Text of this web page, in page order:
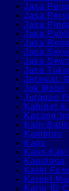
Jasa
Jasa
Jasa
Jasa
Jasa
Jasa
Jasa
Jasa
Jerawat,
Jok Mobil
Juragan
Kabinet &
Kacang
Kain Batik
Kambing
Kaos
Kaos Kaki
Kapulaga
Karet
Karpet
Kartu ID